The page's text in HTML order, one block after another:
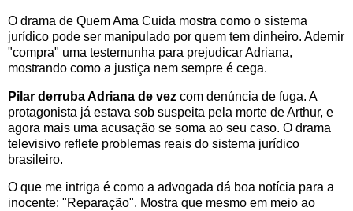
O drama de Quem Ama Cuida mostra como o sistema
jurídico pode ser manipulado por quem tem dinheiro. Ademir
"compra" uma testemunha para prejudicar Adriana,
mostrando como a justiça nem sempre é cega.
Pilar derruba Adriana de vez com denúncia de fuga. A
protagonista já estava sob suspeita pela morte de Arthur, e
agora mais uma acusação se soma ao seu caso. O drama
televisivo reflete problemas reais do sistema jurídico
brasileiro.
O que me intriga é como a advogada dá boa notícia para a
inocente: "Reparação". Mostra que mesmo em meio ao